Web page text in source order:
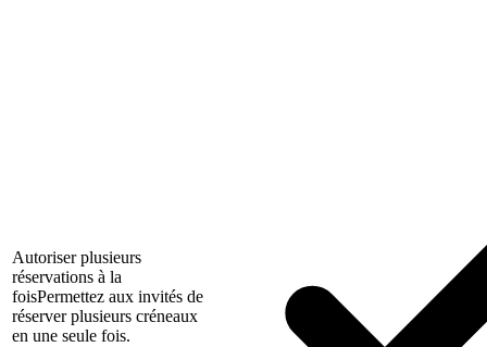
Autoriser plusieurs
réservations à la
foisPermettez aux invités de
réserver plusieurs créneaux
en une seule fois.